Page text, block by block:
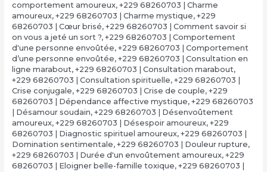
comportement amoureux, +229 68260703 | Charme
amoureux, +229 68260703 | Charme mystique, +229
68260703 | Cœur brisé, +229 68260703 | Comment savoir si
on vous a jeté un sort ?, +229 68260703 | Comportement
d'une personne envoûtée, +229 68260703 | Comportement
d’une personne envoûtée, +229 68260703 | Consultation en
ligne marabout, +229 68260703 | Consultation marabout,
+229 68260703 | Consultation spirituelle, +229 68260703 |
Crise conjugale, +229 68260703 | Crise de couple, +229
68260703 | Dépendance affective mystique, +229 68260703
| Désamour soudain, +229 68260703 | Désenvoûtement
amoureux, +229 68260703 | Désespoir amoureux, +229
68260703 | Diagnostic spirituel amoureux, +229 68260703 |
Domination sentimentale, +229 68260703 | Douleur rupture,
+229 68260703 | Durée d'un envoûtement amoureux, +229
68260703 | Eloigner belle-famille toxique, +229 68260703 |